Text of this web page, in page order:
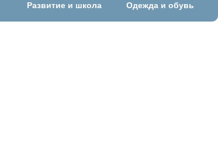
Развитие и школа Одежда и обувь